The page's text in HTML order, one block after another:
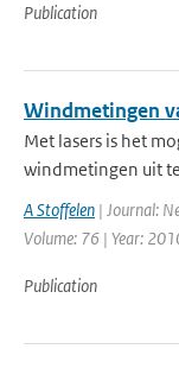
Publication
Windmetingen
Met lasers is het
windmetingen uit
A Stoffelen | Journal:
Volume: 76 | Year:
Publication